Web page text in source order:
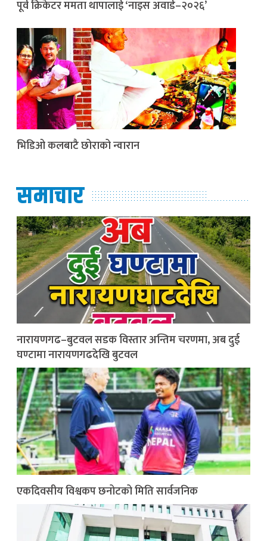
पूर्व क्रिकेटर ममता थापालाई ‘नाइस अवार्ड–२०२६’
भिडिओ कलबाटै छोराको न्वारान
समाचार
नारायणगढ–बुटवल सडक विस्तार अन्तिम चरणमा, अब दुई
घण्टामा नारायणगढदेखि बुटवल
एकदिवसीय विश्वकप छनोटको मिति सार्वजनिक